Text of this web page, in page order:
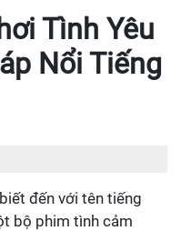
Tình Yêu
Nổi Tiếng
đến với tên tiếng
bộ phim tình cảm